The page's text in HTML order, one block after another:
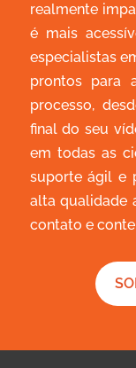
realmente
é mais
especialistas
prontos para
processo,
final do seu
em todas as
suporte ágil e
alta qualidade
contato e